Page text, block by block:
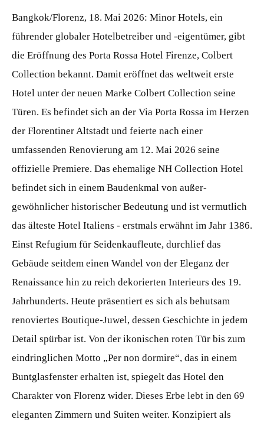
Bangkok/Florenz, 18. Mai 2026: Minor Hotels, ein
führender globaler Hotelbetreiber und -eigentümer, gibt
die Eröffnung des Porta Rossa Hotel Firenze, Colbert
Collection bekannt. Damit eröffnet das weltweit erste
Hotel unter der neuen Marke Colbert Collection seine
Türen. Es befindet sich an der Via Porta Rossa im Herzen
der Florentiner Altstadt und feierte nach einer
umfassenden Renovierung am 12. Mai 2026 seine
offizielle Premiere. Das ehemalige NH Collection Hotel
befindet sich in einem Baudenkmal von außer-
gewöhnlicher historischer Bedeutung und ist vermutlich
das älteste Hotel Italiens - erstmals erwähnt im Jahr 1386.
Einst Refugium für Seidenkaufleute, durchlief das
Gebäude seitdem einen Wandel von der Eleganz der
Renaissance hin zu reich dekorierten Interieurs des 19.
Jahrhunderts. Heute präsentiert es sich als behutsam
renoviertes Boutique-Juwel, dessen Geschichte in jedem
Detail spürbar ist. Von der ikonischen roten Tür bis zum
eindringlichen Motto „Per non dormire“, das in einem
Buntglasfenster erhalten ist, spiegelt das Hotel den
Charakter von Florenz wider. Dieses Erbe lebt in den 69
eleganten Zimmern und Suiten weiter. Konzipiert als